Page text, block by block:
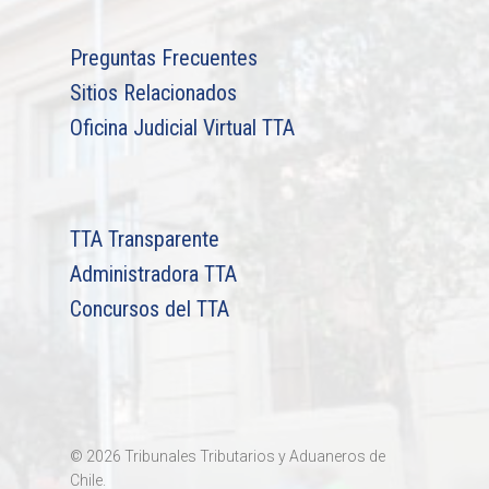
Preguntas Frecuentes
Sitios Relacionados
Oficina Judicial Virtual TTA
TTA Transparente
Administradora TTA
Concursos del TTA
© 2026 Tribunales Tributarios y Aduaneros de
Chile.